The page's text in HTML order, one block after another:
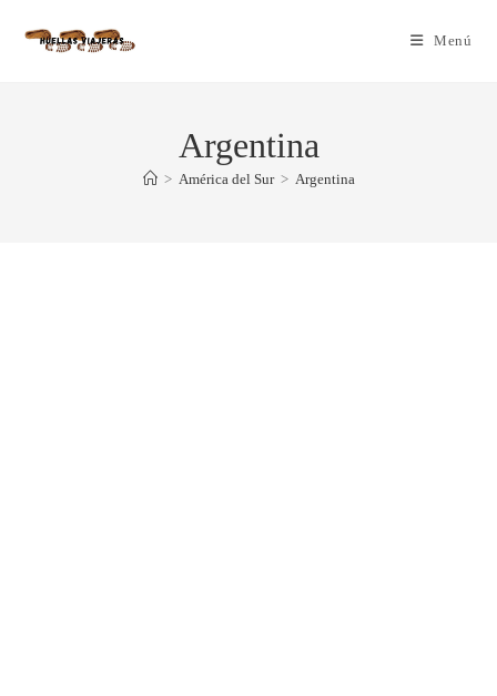
Menú
Argentina
> América del Sur > Argentina